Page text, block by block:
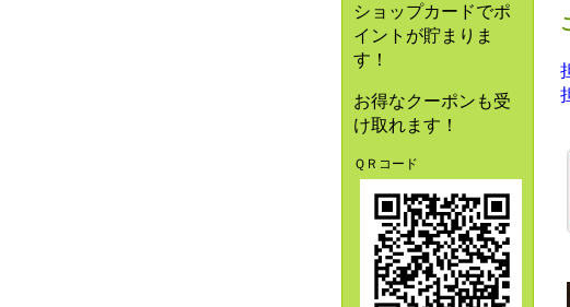
ショップカードでポ
イントが貯まりま
す！
お得なクーポンも受
け取れます！
ＱＲコード